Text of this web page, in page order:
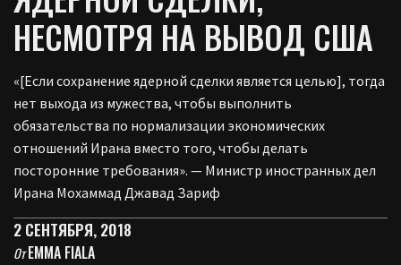
НЕСМОТРЯ НА ВЫВОД США
«[Если сохранение ядерной сделки является целью], тогда
нет выхода из мужества, чтобы выполнить
обязательства по нормализации экономических
отношений Ирана вместо того, чтобы делать
посторонние требования». — Министр иностранных дел
Ирана Мохаммад Джавад Зариф
2 СЕНТЯБРЯ, 2018
ОтEMMA FIALA